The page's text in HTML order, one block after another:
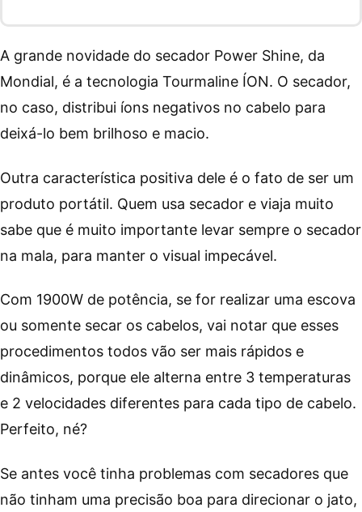
A grande novidade do secador Power Shine, da
Mondial, é a tecnologia Tourmaline ÍON. O secador,
no caso, distribui íons negativos no cabelo para
deixá-lo bem brilhoso e macio.
Outra característica positiva dele é o fato de ser um
produto portátil. Quem usa secador e viaja muito
sabe que é muito importante levar sempre o secador
na mala, para manter o visual impecável.
Com 1900W de potência, se for realizar uma escova
ou somente secar os cabelos, vai notar que esses
procedimentos todos vão ser mais rápidos e
dinâmicos, porque ele alterna entre 3 temperaturas
e 2 velocidades diferentes para cada tipo de cabelo.
Perfeito, né?
Se antes você tinha problemas com secadores que
não tinham uma precisão boa para direcionar o jato,